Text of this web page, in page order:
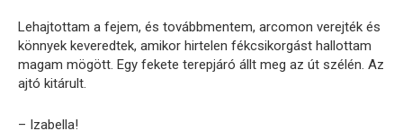
Lehajtottam a fejem, és továbbmentem, arcomon verejték és
könnyek keveredtek, amikor hirtelen fékcsikorgást hallottam
magam mögött. Egy fekete terepjáró állt meg az út szélén. Az
ajtó kitárult.
– Izabella!